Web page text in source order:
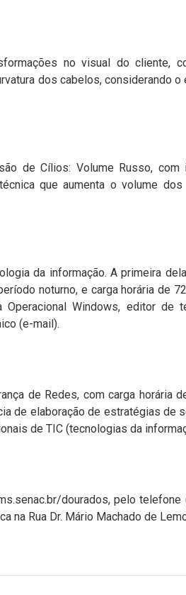
no visual do cliente,
dos cabelos, considerando
de Cílios: Volume Russo,
que aumenta o volume
da informação. A primeira
noturno, e carga horária de
Windows, editor de
(e-mail).
de Redes, com carga horária
de elaboração de estratégias de
de TIC (tecnologias da
dourados, pelo
na Rua Dr. Mário Machado de